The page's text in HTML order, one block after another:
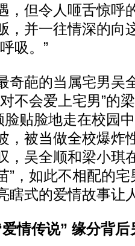
，但令人咂舌惊呼
，并一往情深的向
吸。”
葩的当属宅男吴
不会爱上宅男”的
脸贴脸地走在校园
，被当做全校爆炸
，吴全顺和梁小琪
”，如此不相配的
瞎式的爱情故事让
情传说” 缘分背后